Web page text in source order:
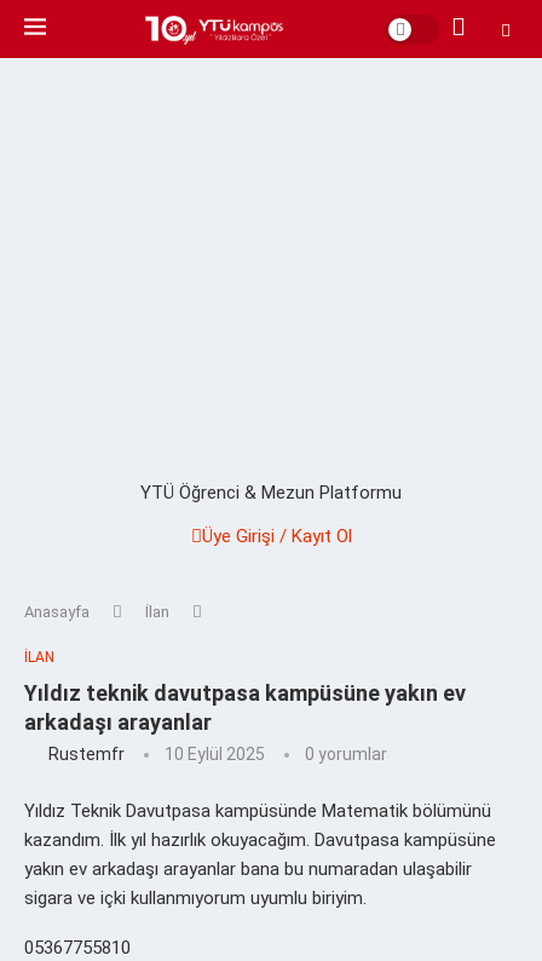
YTÜ Öğrenci & Mezun Platformu
Üye Girişi / Kayıt Ol
Anasayfa İlan
İLAN
Yıldız teknik davutpasa kampüsüne yakın ev
arkadaşı arayanlar
Rustemfr 10 Eylül 2025 0 yorumlar
Yıldız Teknik Davutpasa kampüsünde Matematik bölümünü
kazandım. İlk yıl hazırlık okuyacağım. Davutpasa kampüsüne
yakın ev arkadaşı arayanlar bana bu numaradan ulaşabilir
sigara ve içki kullanmıyorum uyumlu biriyim.
05367755810